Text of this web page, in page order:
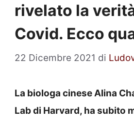
rivelato la
Covid. Ecco
22 Dicembre 2021 di
La biologa cinese Alina
Lab di Harvard, ha subito